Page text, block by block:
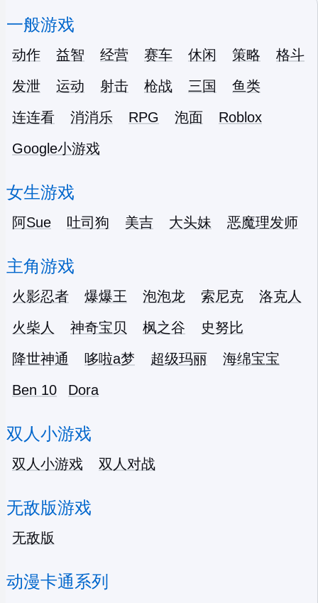
一般游戏
动作 益智 经营 赛车 休闲 策略
格斗
发泄
运动 射击 枪战 三国
鱼类
连连看
消消乐 RPG 泡面
Roblox
Google小游戏
女生游戏
阿Sue 吐司狗 美吉 大头妹 恶魔理发师
主角游戏
火影忍者 爆爆王 泡泡龙 索尼克
洛克人
火柴人
神奇宝贝 枫之谷
史努比
降世神通
哆啦a梦 超级玛丽
海绵宝宝
Ben 10
Dora
双人小游戏
双人小游戏 双人对战
无敌版游戏
无敌版
动漫卡通系列